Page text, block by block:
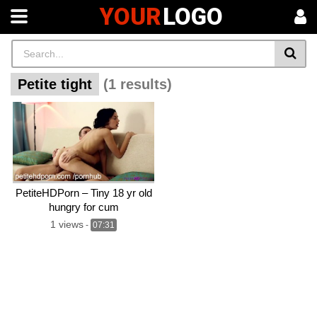
YOURLOGO
Petite tight (1 results)
PetiteHDPorn – Tiny 18 yr old
hungry for cum
1 views - 07:31